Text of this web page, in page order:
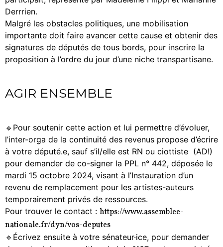
Derrrien.
Malgré les obstacles politiques, une mobilisation
importante doit faire avancer cette cause et obtenir des
signatures de députés de tous bords, pour inscrire la
proposition à l’ordre du jour d’une niche transpartisane.
AGIR ENSEMBLE
🔹Pour soutenir cette action et lui permettre d’évoluer,
l’inter-orga de la continuité des revenus propose d’écrire
à votre député.e, sauf s’il/elle est RN ou ciottiste (AD!)
pour demander de co-signer la PPL n° 442, déposée le
mardi 15 octobre 2024, visant à l’Instauration d’un
revenu de remplacement pour les artistes-auteurs
temporairement privés de ressources.
Pour trouver le contact : https://www.assemblee-
nationale.fr/dyn/vos-deputes
🔹Écrivez ensuite à votre sénateur·ice, pour demander